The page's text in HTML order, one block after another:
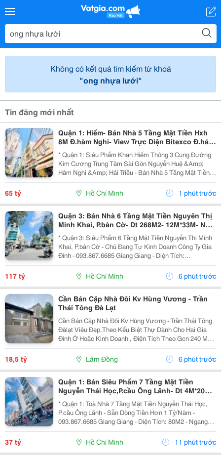
Không có kết quả tìm kiếm từ khoá
"ong nhựa lưới"
Tin đăng mới nhất
Quận 1: Hiếm- Bán Nhà 5 Tầng Mặt Tiền Hxh
8M Đ.hàm Nghi- View Trực Diện Bitexco Đ.hải
Triều - 30M Đến Phố Hoa Nguyễn Huệ- Dt
4,5M*19M- Sẵn Hdt
* Quận 1: Siêu Phẩm Khan Hiếm Thông 3 Cung Đường
Kim Cương Trung Tâm Sài Gòn Nguyễn Huệ &Amp;
Hàm Nghi &Amp; Hải Triều - Bán Nhà 5 Tầng Mặt Tiền
Hẻm Xe Hơi Ngủ Trong Nhà Đ.hàm Nghi, P.sài Gòn -
093.867.6685 Giang Giang - Diện Tích: 70M2 - Ngang...
65 tỷ Hồ Chí Minh 1 phút trước
Quận 3: Bán Nhà 6 Tầng Mặt Tiền Nguyẽn Thị
Minh Khai, P.bàn Cờ- Dt 268M2- 12M*33M- Nhà
Thiết Kế Sân Siêu Rộng Để Xe- Khai Thác Giá
Trị Đa
* Quận 3: Siêu Phẩm 6 Tầng Mặt Tiền Nguyễn Thị Minh
Khai, P.bàn Cờ - Chủ Đang Tự Kinh Doanh Công Ty Gia
Đình - 093.867.6685 Giang Giang - Diện Tích:
140M2/268M2 - Ngang 4M Nở Hậu 12M * 33M. - Kết
Cấu: 6 Tầng - Sân Thượng - Thang Máy - Sẵn 1 Phòng...
117 tỷ Hồ Chí Minh 6 phút trước
Cần Bán Cặp Nhà Đôi Kv Hùng Vương - Trần
Thái Tông Đà Lạt
Cần Bán Cặp Nhà Đôi Kv Hùng Vương - Trần Thái Tông
Đàlạt Viêu Đẹp,Theo Kểu Biệt Thự Dành Cho Hai Gia
Đình Ở Hoặc Kinh Doanh , Điện Tích Theo Gcn 240 M2
Xd Hiện Trạng 270 M2 Nhà 8P Ngủ Hai Căn Đều Có Bếp
Pk Riêng Gara Và Sân Đậu 4Xe Ôtô Giá 18T500...
18,5 tỷ Lâm Đồng 6 phút trước
Quận 1: Bán Siêu Phẩm 7 Tầng Mặt Tiền
Nguyễn Thái Học,P.cầu Ông Lãnh- Dt 4M*20M
Sh Vuông Đẹp- Dòng Tiền Đều Hơn 1 Tỷ/Năm-
Chính
* Quận 1: Toà Nhà 7 Tầng Mặt Tiền Nguyễn Thái Học,
P.cầu Ông Lãnh - Sẵn Dòng Tiền Hơn 1 Tỷ/Năm -
093.867.6685 Giang Giang - Diện Tích: 80M2 - Ngang
4M * 20M. - Kết Cấu: 7 Tầng - Thang Máy - 12 Phòng Mỗi
Tầng 2 Phòng Lớn. - Dòng Tiền Khai Thác Full...
37 tỷ Hồ Chí Minh 11 phút trước